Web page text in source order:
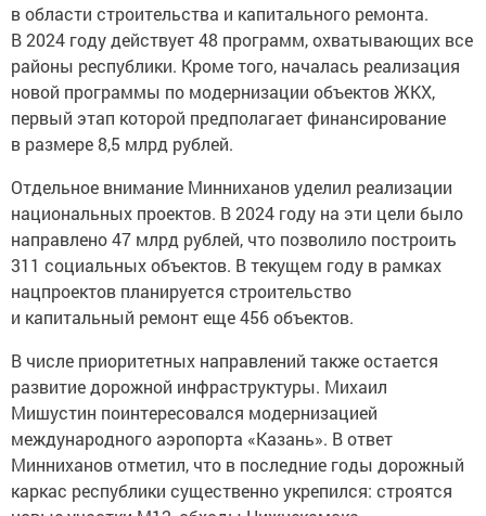
в области строительства и капитального ремонта.
В 2024 году действует 48 программ, охватывающих все
районы республики. Кроме того, началась реализация
новой программы по модернизации объектов ЖКХ,
первый этап которой предполагает финансирование
в размере 8,5 млрд рублей.
Отдельное внимание Минниханов уделил реализации
национальных проектов. В 2024 году на эти цели было
направлено 47 млрд рублей, что позволило построить
311 социальных объектов. В текущем году в рамках
нацпроектов планируется строительство
и капитальный ремонт еще 456 объектов.
В числе приоритетных направлений также остается
развитие дорожной инфраструктуры. Михаил
Мишустин поинтересовался модернизацией
международного аэропорта «Казань». В ответ
Минниханов отметил, что в последние годы дорожный
каркас республики существенно укрепился: строятся